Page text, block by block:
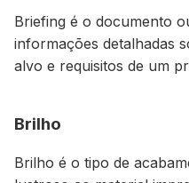
Briefing é o documento
informações detalhadas
alvo e requisitos de um
Brilho
Brilho é o tipo de